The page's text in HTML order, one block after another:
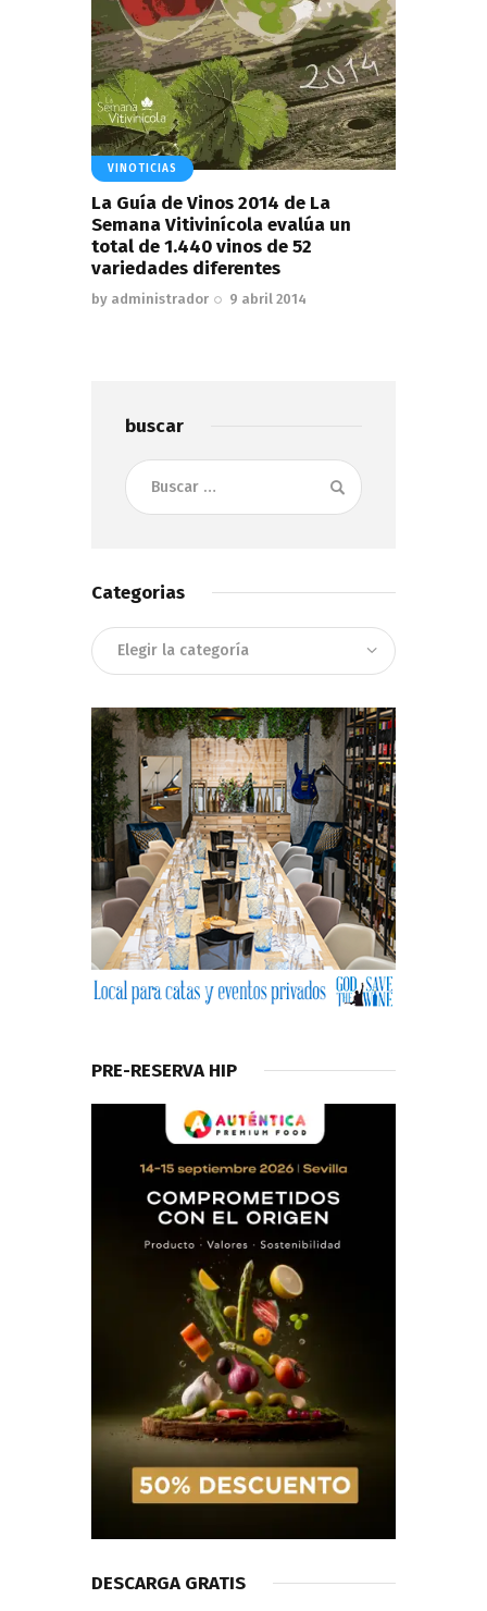
VINOTICIAS
La Guía de Vinos 2014 de La
Semana Vitivinícola evalúa un
total de 1.440 vinos de 52
variedades diferentes
by administrador 9 abril 2014
buscar
Buscar:
Categorias
Categorias
PRE-RESERVA HIP
DESCARGA GRATIS